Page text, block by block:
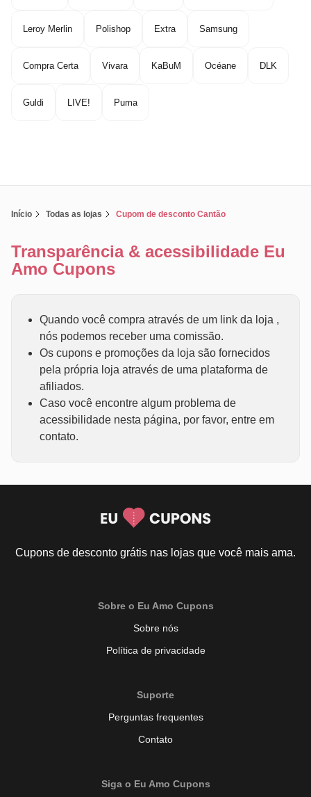
Leroy Merlin Polishop Extra Samsung
Compra Certa Vivara KaBuM Océane DLK
Guldi LIVE! Puma
Início Todas as lojas Cupom de desconto Cantão
Transparência & acessibilidade Eu
Amo Cupons
Quando você compra através de um link da loja ,
nós podemos receber uma comissão.
Os cupons e promoções da loja são fornecidos
pela própria loja através de uma plataforma de
afiliados.
Caso você encontre algum problema de
acessibilidade nesta página, por favor, entre em
contato.
Cupons de desconto grátis nas lojas que você mais ama.
Sobre o Eu Amo Cupons
Sobre nós
Política de privacidade
Suporte
Perguntas frequentes
Contato
Siga o Eu Amo Cupons